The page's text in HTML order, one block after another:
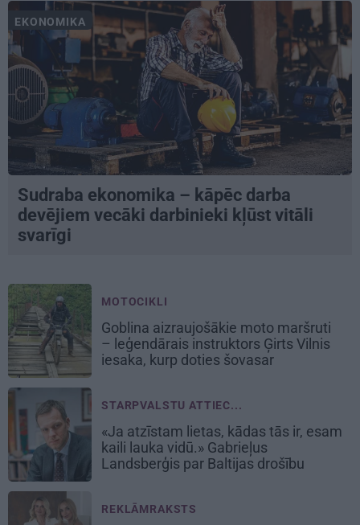
EKONOMIKA
Sudraba ekonomika – kāpēc darba
devējiem vecāki darbinieki kļūst vitāli
svarīgi
MOTOCIKLI
Goblina aizraujošākie moto maršruti
– leģendārais instruktors Ģirts Vilnis
iesaka, kurp doties šovasar
STARPVALSTU ATTIEC...
«Ja atzīstam lietas, kādas tās ir, esam
kaili lauka vidū.» Gabrieļus
Landsberģis par Baltijas drošību
REKLĀMRAKSTS